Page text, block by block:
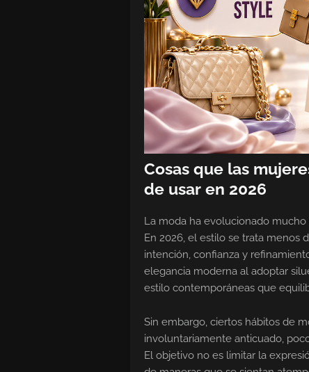
Cosas que las
de usar en 2026
La moda ha evolucionado mucho
En 2026, el estilo se trata menos
intención, confianza y
elegancia moderna al adoptar
estilo contemporáneas que
Sin embargo, ciertos hábitos de
involuntariamente anticuado,
El objetivo no es limitar la